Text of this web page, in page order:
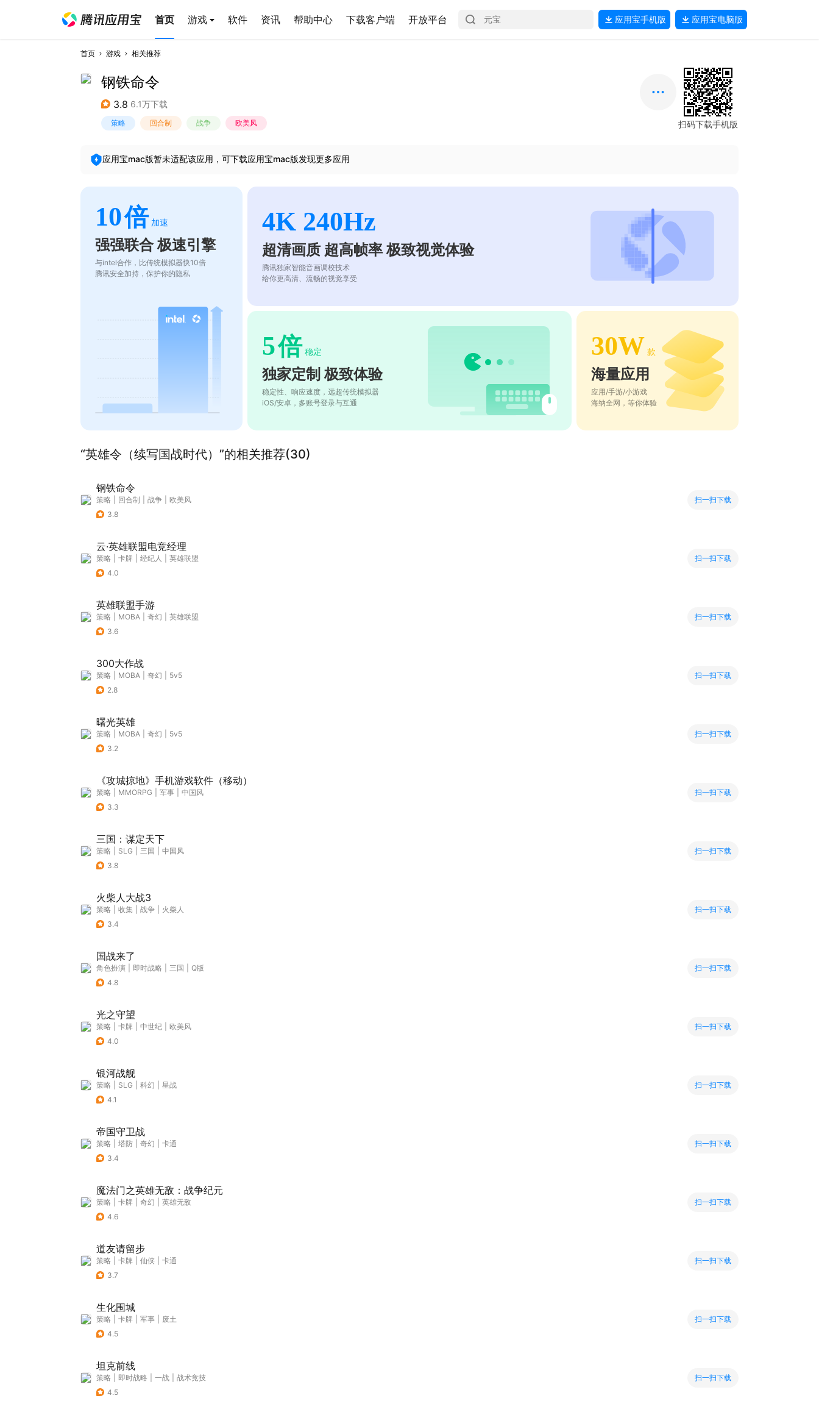
首页 游戏 软件 资讯 帮助中心 下载客户端 开放平台 应用宝手机版 应用宝电脑版
首页 游戏 相关推荐
钢铁命令
3.8 6.1万下载
策略 回合制 战争 欧美风 扫码下载手机版
应用宝mac版暂未适配该应用，可下载应用宝mac版发现更多应用
10倍 加速
强强联合 极速引擎
与intel合作，比传统模拟器快10倍
腾讯安全加持，保护你的隐私
4K 240Hz
超清画质 超高帧率 极致视觉体验
腾讯独家智能音画调校技术
给你更高清、流畅的视觉享受
5倍 稳定
独家定制 极致体验
稳定性、响应速度，远超传统模拟器
iOS/安卓，多账号登录与互通
30W 款
海量应用
应用/手游/小游戏
海纳全网，等你体验
“英雄令（续写国战时代）”的相关推荐(30)
钢铁命令
策略 回合制 战争
欧美风
3.8
扫一扫下载
云·英雄联盟电竞经理
策略 卡牌 经纪人
英雄联盟
4.0
扫一扫下载
英雄联盟手游
策略 MOBA 奇幻
英雄联盟
3.6
扫一扫下载
300大作战
策略 MOBA 奇幻
5v5
2.8
扫一扫下载
曙光英雄
策略 MOBA 奇幻
5v5
3.2
扫一扫下载
《攻城掠地》手机游戏软件（移动）
策略 MMORPG 军事
中国风
3.3
扫一扫下载
三国：谋定天下
策略 SLG 三国
中国风
3.8
扫一扫下载
火柴人大战3
策略 收集 战争
火柴人
3.4
扫一扫下载
国战来了
角色扮演 即时战略 三国
Q版
4.8
扫一扫下载
光之守望
策略 卡牌 中世纪
欧美风
4.0
扫一扫下载
银河战舰
策略 SLG 科幻
星战
4.1
扫一扫下载
帝国守卫战
策略 塔防 奇幻
卡通
3.4
扫一扫下载
魔法门之英雄无敌：战争纪元
策略 卡牌 奇幻
英雄无敌
4.6
扫一扫下载
道友请留步
策略 卡牌 仙侠
卡通
3.7
扫一扫下载
生化围城
策略 卡牌 军事
废土
4.5
扫一扫下载
坦克前线
策略 即时战略 一战
战术竞技
4.5
扫一扫下载